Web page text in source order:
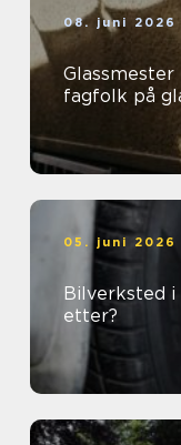
08. juni 2026
Glassmester når lønner det seg å bruke
fagfolk på
05. juni 2026
Bilverksted i
etter?